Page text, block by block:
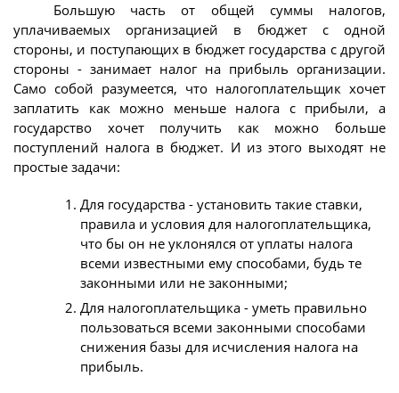
Большую часть от общей суммы налогов,
уплачиваемых организацией в бюджет с одной
стороны, и поступающих в бюджет государства с другой
стороны - занимает налог на прибыль организации.
Само собой разумеется, что налогоплательщик хочет
заплатить как можно меньше налога с прибыли, а
государство хочет получить как можно больше
поступлений налога в бюджет. И из этого выходят не
простые задачи:
Для государства - установить такие ставки,
правила и условия для налогоплательщика,
что бы он не уклонялся от уплаты налога
всеми известными ему способами, будь те
законными или не законными;
Для налогоплательщика - уметь правильно
пользоваться всеми законными способами
снижения базы для исчисления налога на
прибыль.